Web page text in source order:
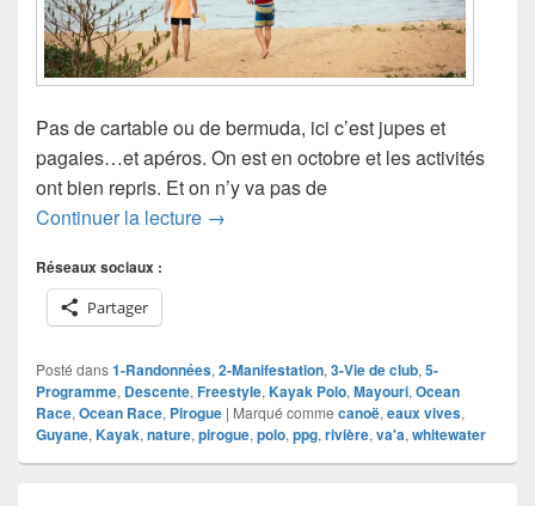
Pas de cartable ou de bermuda, ici c’est jupes et
pagaies…et apéros. On est en octobre et les activités
ont bien repris. Et on n’y va pas de
Continuer la lecture L’Aspag fait sa rentrée !
→
Réseaux sociaux :
Partager
Posté dans1-Randonnées, 2-Manifestation, 3-Vie de club, 5-
Programme, Descente, Freestyle, Kayak Polo, Mayouri, Ocean
Race, Ocean Race, Pirogue | Marqué comme canoë, eaux vives,
Guyane, Kayak, nature, pirogue, polo, ppg, rivière, va'a, whitewater